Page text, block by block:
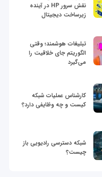
نقش سرور HP در آینده
زیرساخت دیجیتال
تبلیغات هوشمند؛ وقتی
الگوریتم جای خلاقیت را
می‌گیرد
کارشناس عملیات شبکه
کیست و چه وظایفی دارد؟
شبکه دسترسی رادیویی باز
چیست؟